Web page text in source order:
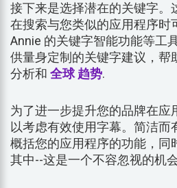
接下来是选择潜在的关键字。
在搜索与您类似的应用程序时
Annie 的关键字智能功能等工
供量身定制的关键字建议，帮
分析和 全球 趋势.
为了进一步提升您的品牌在应
以考虑有效使用字幕。简洁而
概括您的应用程序的功能，同
其中--这是一个不容忽视的机会